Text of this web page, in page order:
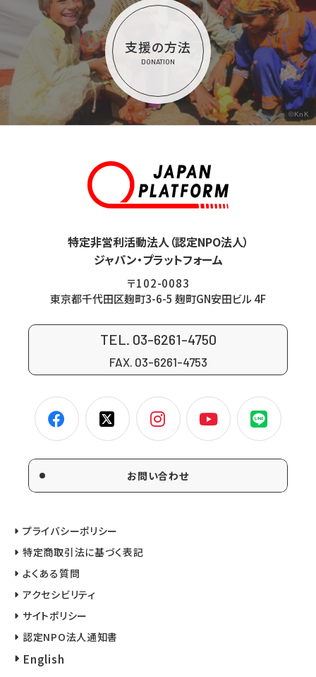
支援の方法
DONATION
©KnK
特定非営利活動法人（認定NPO法人）
ジャパン・プラットフォーム
〒102-0083
東京都千代田区麹町3-6-5 麹町GN安田ビル 4F
TEL. 03-6261-4750
FAX. 03-6261-4753
お問い合わせ
プライバシーポリシー
特定商取引法に基づく表記
よくある質問
アクセシビリティ
サイトポリシー
認定NPO法人通知書
English